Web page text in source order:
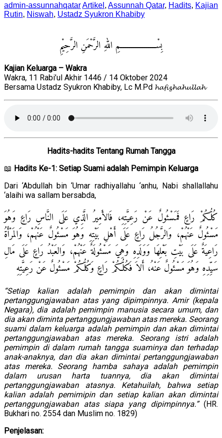
admin-assunnahqatarArtikel , Assunnah Qatar, Hadits, Kajian
Rutin, Niswah, Ustadz Syukron Khabiby
بِسْــــــــــــــــــمِ اللهِ الرَّحْمَنِ الرَّحِيْمِ
Kajian Keluarga – Wakra
Wakra, 11 Rabi’ul Akhir 1446 / 14 Oktober 2024
Bersama Ustadz Syukron Khabiby, Lc M.Pd 𝓱𝓪𝓯𝓲𝔃𝓱𝓪𝓱𝓾𝓵𝓵𝓪𝓱
Hadits-hadits Tentang Rumah Tangga
📖 Hadits Ke-1: Setiap Suami adalah Pemimpin Keluarga
Dari ‘Abdullah bin ‘Umar radhiyallahu ‘anhu, Nabi shallallahu
‘alaihi wa sallam bersabda,
كُلُّكُمْ رَاعٍ فَمَسْئُولٌ عَنْ رَعِيَّتِهِ، فَالأَمِيرُ الَّذِي عَلَى النَّاسِ رَاعٍ وَهُوَ
مَسْئُولٌ عَنْهُمْ، وَالرَّجُلُ رَاعٍ عَلَى أَهْلِ بَيْتِهِ وَهُوَ مَسْئُولٌ عَنْهُمْ، وَالمَرْأَةُ
رَاعِيَةٌ عَلَى بَيْتِ بَعْلِهَا وَوَلَدِهِ وَهِيَ مَسْئُولَةٌ عَنْهُمْ، وَالعَبْدُ رَاعٍ عَلَى مَالِ
سَيِّدِهِ وَهُوَ مَسْئُولٌ عَنْهُ، أَلاَ فَكُلُّكُمْ رَاعٍ وَكُلُّكُمْ مَسْئُولٌ عَنْ رَعِيَّتِهِ
“Setiap kalian adalah pemimpin dan akan dimintai
pertanggungjawaban atas yang dipimpinnya. Amir (kepala
Negara), dia adalah pemimpin manusia secara umum, dan
dia akan diminta pertanggungjawaban atas mereka. Seorang
suami dalam keluarga adalah pemimpin dan akan dimintai
pertanggungjawaban atas mereka. Seorang istri adalah
pemimpin di dalam rumah tangga suaminya dan terhadap
anak-anaknya, dan dia akan dimintai pertanggungjawaban
atas mereka. Seorang hamba sahaya adalah pemimpin
dalam urusan harta tuannya, dia akan dimintai
pertanggungjawaban atasnya. Ketahuilah, bahwa setiap
kalian adalah pemimipin dan setiap kalian akan dimintai
pertanggungjawaban atas siapa yang dipimpinnya.”(HR.
Bukhari no. 2554 dan Muslim no. 1829)
Penjelasan: